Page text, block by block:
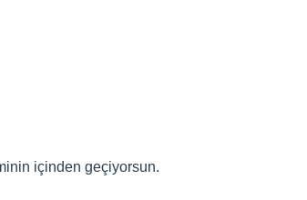
içinden geçiyorsun.